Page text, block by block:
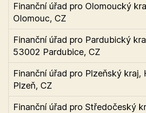
Finanční úřad pro Olomoucký
Olomouc, CZ
Finanční úřad pro Pardubický
53002 Pardubice, CZ
Finanční úřad pro Plzeňský
Plzeň, CZ
Finanční úřad pro Středočeský